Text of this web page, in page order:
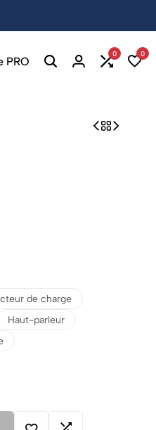
PRO
0 0
de charge
Haut-parleur